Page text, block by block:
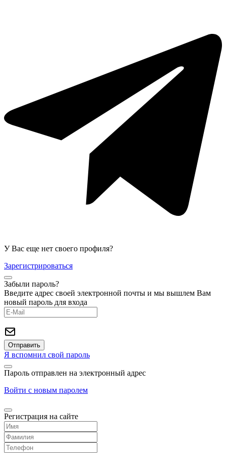
У Вас еще нет своего профиля?
Зарегистрироваться
Забыли пароль?
Введите адрес своей электронной почты и мы вышлем Вам
новый пароль для входа
Я вспомнил свой пароль
Пароль отправлен на электронный адрес
Войти с новым паролем
Регистрация на сайте